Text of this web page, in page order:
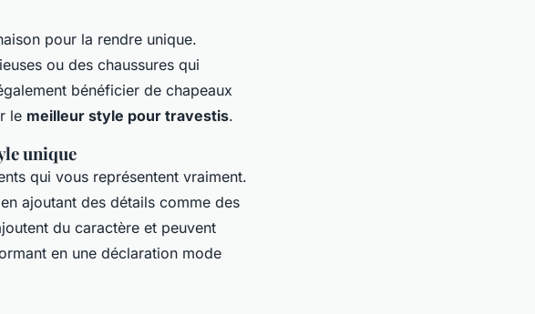
pour la rendre unique.
ou des chaussures qui
bénéficier de chapeaux
le meilleur style pour travestis.
unique
qui vous représentent vraiment.
en ajoutant des détails comme des
du caractère et peuvent
en une déclaration mode